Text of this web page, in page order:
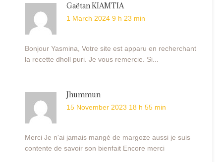
Gaëtan KIAMTIA
1 March 2024 9 h 23 min
Bonjour Yasmina, Votre site est apparu en recherchant
la recette dholl puri. Je vous remercie. Si...
Jhummun
15 November 2023 18 h 55 min
Merci Je n'ai jamais mangé de margoze aussi je suis
contente de savoir son bienfait Encore merci